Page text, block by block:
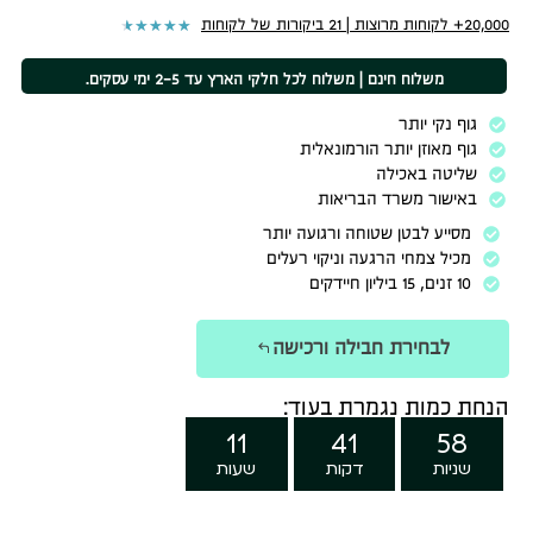
20,000+ לקוחות מרוצות | 21 ביקורות של לקוחות ★
★
★
★
★
משלוח חינם | משלוח לכל חלקי הארץ עד 2-5 ימי עסקים.
גוף נקי יותר
גוף מאוזן יותר הורמונאלית
שליטה באכילה
באישור משרד הבריאות
מסייע לבטן שטוחה ורגועה יותר
מכיל צמחי הרגעה וניקוי רעלים
10 זנים, 15 ביליון חיידקים
לבחירת חבילה ורכישה
11
שעות
41
דקות
56
שניות
הנחת כמות נגמרת בעוד: